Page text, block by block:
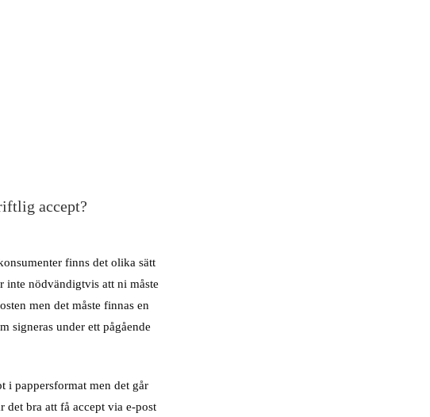
accept?
finns det olika sätt
inte nödvändigtvis att ni måste
men det måste finnas en
signeras under ett pågående
i pappersformat men det går
det bra att få accept via e-post